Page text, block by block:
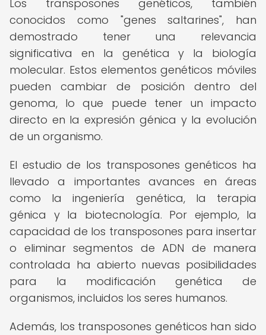
Los transposones genéticos, también
conocidos como "genes saltarines", han
demostrado tener una relevancia
significativa en la genética y la biología
molecular. Estos elementos genéticos móviles
pueden cambiar de posición dentro del
genoma, lo que puede tener un impacto
directo en la expresión génica y la evolución
de un organismo.
El estudio de los transposones genéticos ha
llevado a importantes avances en áreas
como la ingeniería genética, la terapia
génica y la biotecnología. Por ejemplo, la
capacidad de los transposones para insertar
o eliminar segmentos de ADN de manera
controlada ha abierto nuevas posibilidades
para la modificación genética de
organismos, incluidos los seres humanos.
Además, los transposones genéticos han sido